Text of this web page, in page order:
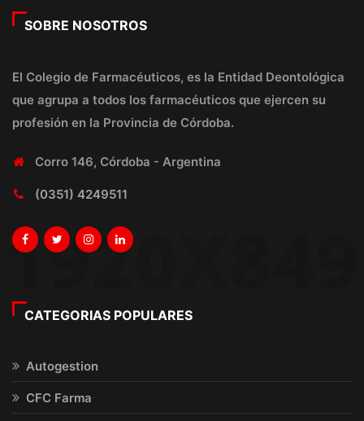
SOBRE NOSOTROS
El Colegio de Farmacéuticos, es la Entidad Deontológica
que agrupa a todos los farmacéuticos que ejercen su
profesión en la Provincia de Córdoba.
Corro 146, Córdoba - Argentina
(0351) 4249511
CATEGORIAS POPULARES
Autogestion
CFC Farma